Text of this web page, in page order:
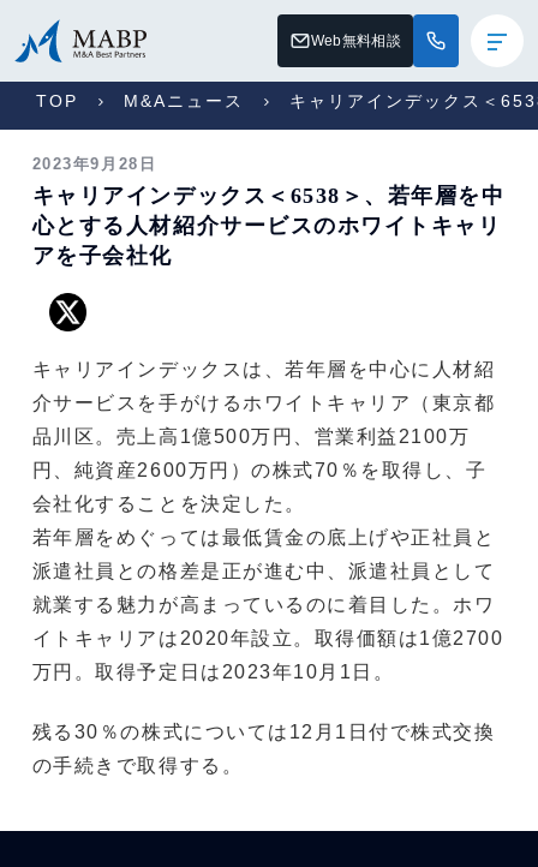
Web無料相談
TOP M&Aニュース キャリアインデックス＜
2023年9月28日
キャリアインデックス＜6538＞、若年層を中
心とする人材紹介サービスのホワイトキャリ
アを子会社化
キャリアインデックスは、若年層を中心に人材紹
介サービスを手がけるホワイトキャリア（東京都
品川区。売上高1億500万円、営業利益2100万
円、純資産2600万円）の株式70％を取得し、子
会社化することを決定した。
若年層をめぐっては最低賃金の底上げや正社員と
派遣社員との格差是正が進む中、派遣社員として
就業する魅力が高まっているのに着目した。ホワ
イトキャリアは2020年設立。取得価額は1億2700
万円。取得予定日は2023年10月1日。
残る30％の株式については12月1日付で株式交換
の手続きで取得する。